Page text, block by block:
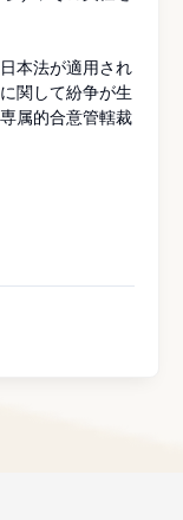
本法が適用され
関して紛争が生
属的合意管轄裁